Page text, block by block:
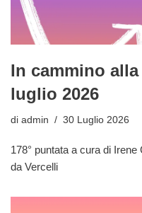
In cammino
luglio 2026
di admin 30 Luglio 2026
178° puntata a cura di
da Vercelli